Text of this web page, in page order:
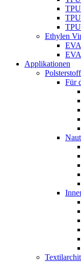
Ethylen
Applikationen
Für